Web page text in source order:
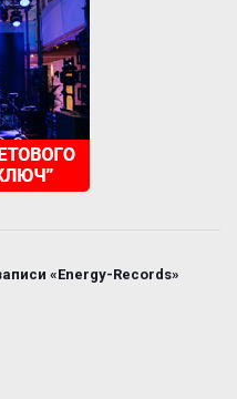
«Energy-Records»